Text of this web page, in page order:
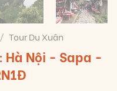
/ Tour Du Xuân
Hà Nội - Sapa -